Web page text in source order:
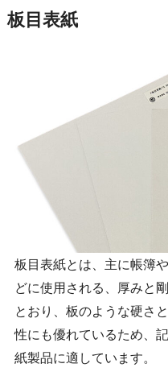
板目表紙
板目表紙とは、主に帳簿
どに使用される、厚みと
とおり、板のような硬さ
性にも優れているため、
紙製品に適しています。